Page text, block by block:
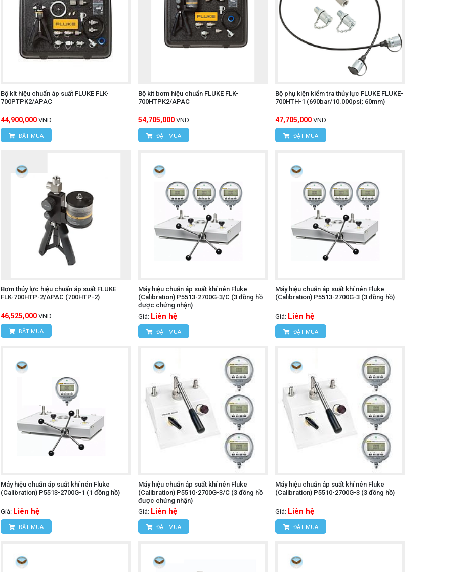
Bộ kít hiệu chuẩn áp suất FLUKE FLK-
700PTPK2/APAC
44,900,000 VND
ĐẶT MUA
Bộ kít bơm hiệu chuẩn FLUKE FLK-
700HTPK2/APAC
54,705,000 VND
ĐẶT MUA
Bộ phụ kiện kiểm tra thủy lực FLUKE FLUKE-
700HTH-1 (690bar/10.000psi; 60mm)
47,705,000 VND
ĐẶT MUA
Bơm thủy lực hiệu chuẩn áp suất FLUKE
FLK-700HTP-2/APAC (700HTP-2)
46,525,000 VND
ĐẶT MUA
Máy hiệu chuẩn áp suất khí nén Fluke
(Calibration) P5513-2700G-3/C (3 đồng hồ
được chứng nhận)
Giá: Liên hệ
ĐẶT MUA
Máy hiệu chuẩn áp suất khí nén Fluke
(Calibration) P5513-2700G-3 (3 đồng hồ)
Giá: Liên hệ
ĐẶT MUA
Máy hiệu chuẩn áp suất khí nén Fluke
(Calibration) P5513-2700G-1 (1 đồng hồ)
Giá: Liên hệ
ĐẶT MUA
Máy hiệu chuẩn áp suất khí nén Fluke
(Calibration) P5510-2700G-3/C (3 đồng hồ
được chứng nhận)
Giá: Liên hệ
ĐẶT MUA
Máy hiệu chuẩn áp suất khí nén Fluke
(Calibration) P5510-2700G-3 (3 đồng hồ)
Giá: Liên hệ
ĐẶT MUA